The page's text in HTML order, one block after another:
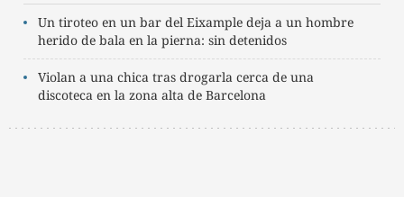
Un tiroteo en un bar del Eixample deja a un hombre
herido de bala en la pierna: sin detenidos
Violan a una chica tras drogarla cerca de una
discoteca en la zona alta de Barcelona